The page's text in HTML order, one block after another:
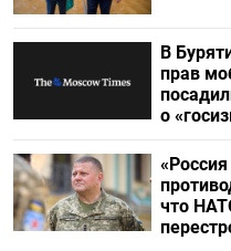
В
прав
о
что